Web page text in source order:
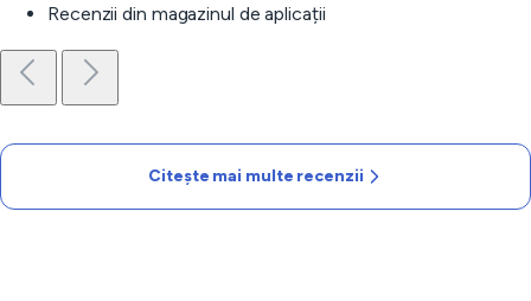
Recenzii din magazinul de aplicații
Citește mai multe recenzii